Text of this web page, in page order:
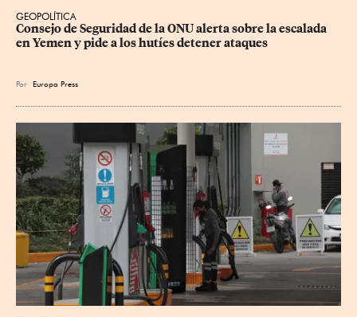
GEOPOLÍTICA
Consejo de Seguridad de la ONU alerta sobre la escalada
en Yemen y pide a los hutíes detener ataques
Por Europa Press